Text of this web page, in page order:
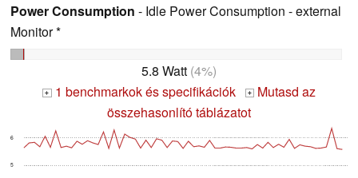
Power Consumption - Idle Power Consumption - external
Monitor *
5.8 Watt (4%)
+ 1 benchmarkok és specifikációk +
Mutasd az
összehasonlító táblázatot
5
6